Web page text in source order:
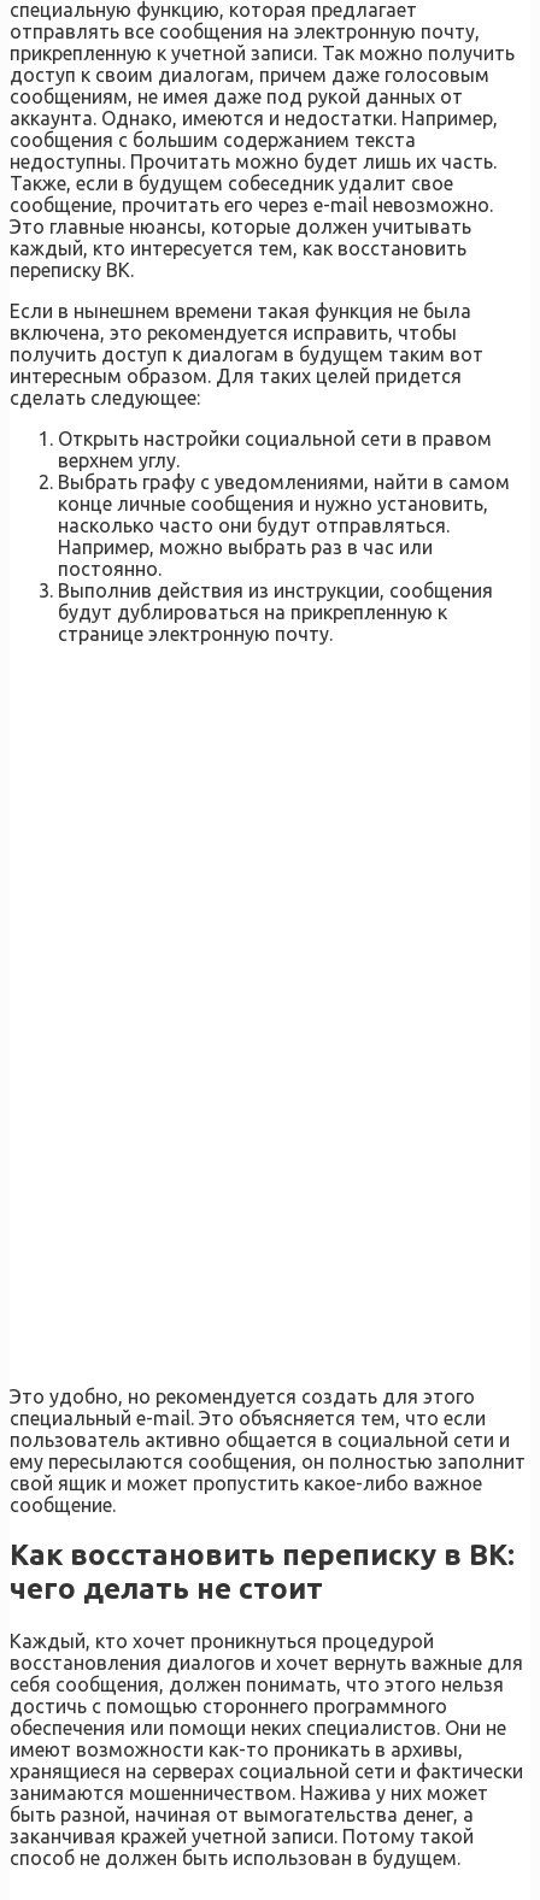
специальную функцию, которая предлагает
отправлять все сообщения на электронную почту,
прикрепленную к учетной записи. Так можно получить
доступ к своим диалогам, причем даже голосовым
сообщениям, не имея даже под рукой данных от
аккаунта. Однако, имеются и недостатки. Например,
сообщения с большим содержанием текста
недоступны. Прочитать можно будет лишь их часть.
Также, если в будущем собеседник удалит свое
сообщение, прочитать его через e-mail невозможно.
Это главные нюансы, которые должен учитывать
каждый, кто интересуется тем, как восстановить
переписку ВК.
Если в нынешнем времени такая функция не была
включена, это рекомендуется исправить, чтобы
получить доступ к диалогам в будущем таким вот
интересным образом. Для таких целей придется
сделать следующее:
Открыть настройки социальной сети в правом
верхнем углу.
Выбрать графу с уведомлениями, найти в самом
конце личные сообщения и нужно установить,
насколько часто они будут отправляться.
Например, можно выбрать раз в час или
постоянно.
Выполнив действия из инструкции, сообщения
будут дублироваться на прикрепленную к
странице электронную почту.
Это удобно, но рекомендуется создать для этого
специальный e-mail. Это объясняется тем, что если
пользователь активно общается в социальной сети и
ему пересылаются сообщения, он полностью заполнит
свой ящик и может пропустить какое-либо важное
сообщение.
Как восстановить переписку в ВК:
чего делать не стоит
Каждый, кто хочет проникнуться процедурой
восстановления диалогов и хочет вернуть важные для
себя сообщения, должен понимать, что этого нельзя
достичь с помощью стороннего программного
обеспечения или помощи неких специалистов. Они не
имеют возможности как-то проникать в архивы,
хранящиеся на серверах социальной сети и фактически
занимаются мошенничеством. Нажива у них может
быть разной, начиная от вымогательства денег, а
заканчивая кражей учетной записи. Потому такой
способ не должен быть использован в будущем.